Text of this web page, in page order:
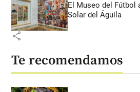
El Museo del Fútbol
Solar del Águila
share
Te recomendamos